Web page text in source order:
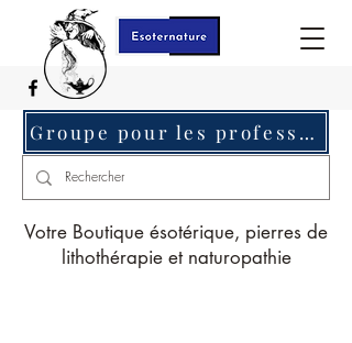
Votre Boutique ésotérique, pierres de
lithothérapie et naturopathie
Groupe pour les professionnels c'est ici